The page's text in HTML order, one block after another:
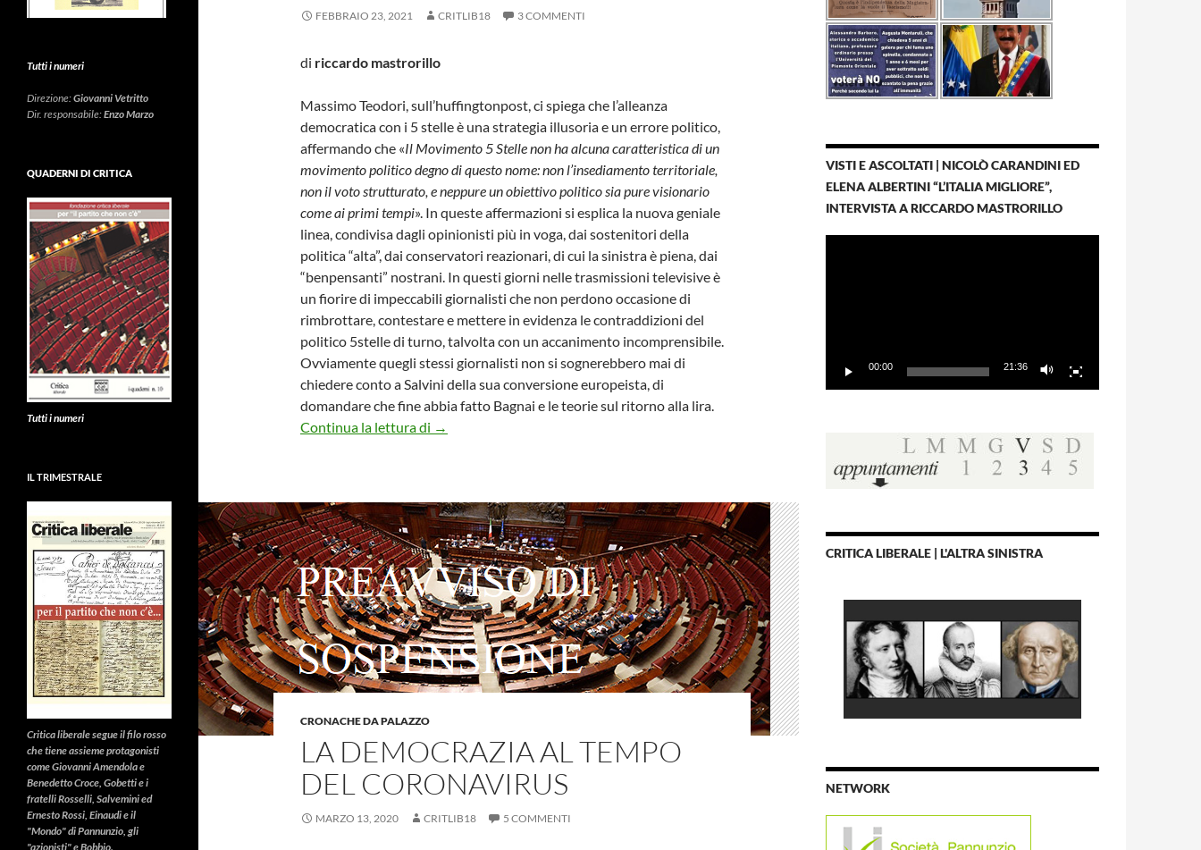
FEBBRAIO 23, 2021 CRITLIB18 3 COMMENTI
di riccardo mastrorillo
Massimo Teodori, sull’huffingtonpost, ci spiega che l’alleanza
democratica con i 5 stelle è una strategia illusoria e un errore politico,
affermando che «Il Movimento 5 Stelle non ha alcuna caratteristica di un
movimento politico degno di questo nome: non l’insediamento territoriale,
non il voto strutturato, e neppure un obiettivo politico sia pure visionario
come ai primi tempi». In queste affermazioni si esplica la nuova geniale
linea, condivisa dagli opinionisti più in voga, dai sostenitori della
politica “alta”, dai conservatori reazionari, di cui la sinistra è piena, dai
“benpensanti” nostrani. In questi giorni nelle trasmissioni televisive è
un fiorire di impeccabili giornalisti che non perdono occasione di
rimbrottare, contestare e mettere in evidenza le contraddizioni del
politico 5stelle di turno, talvolta con un accanimento incomprensibile.
Ovviamente quegli stessi giornalisti non si sognerebbero mai di
chiedere conto a Salvini della sua conversione europeista, di
domandare che fine abbia fatto Bagnai e le teorie sul ritorno alla lira.
Continua la lettura di Il pregiudizio dei benpensanti sui cinque stelle
→
CRONACHE DA PALAZZO
LA DEMOCRAZIA AL TEMPO
DEL CORONAVIRUS
MARZO 13, 2020 CRITLIB18 5 COMMENTI
VISTI E ASCOLTATI | NICOLÒ CARANDINI ED
ELENA ALBERTINI “L’ITALIA MIGLIORE”,
INTERVISTA A RICCARDO MASTRORILLO
00:00 21:36
CRITICA LIBERALE | L'ALTRA SINISTRA
NETWORK
Tutti i numeri
Direzione:Giovanni Vetritto
Dir. responsabile:Enzo Marzo
QUADERNI DI CRITICA
Tutti i numeri
IL TRIMESTRALE
Critica liberalesegue il filo rosso
che tiene assieme protagonisti
come Giovanni Amendola e
Benedetto Croce, Gobetti e i
fratelli Rosselli, Salvemini ed
Ernesto Rossi, Einaudi e il
"Mondo" di Pannunzio, gli
"azionisti" e Bobbio.